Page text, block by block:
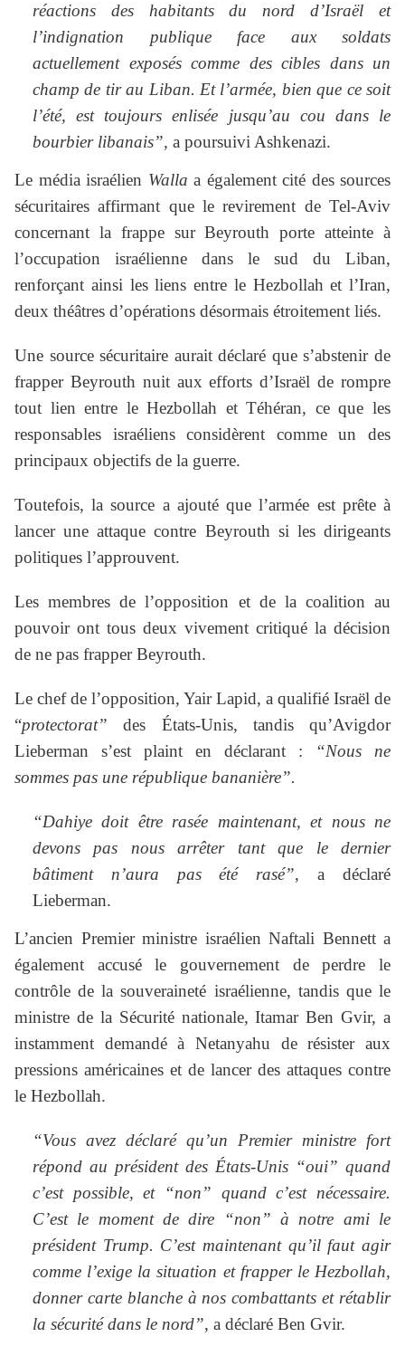
réactions des habitants du nord d’Israël et
l’indignation publique face aux soldats
actuellement exposés comme des cibles dans un
champ de tir au Liban. Et l’armée, bien que ce soit
l’été, est toujours enlisée jusqu’au cou dans le
bourbier libanais”, a poursuivi Ashkenazi.
Le média israélien Walla a également cité des sources
sécuritaires affirmant que le revirement de Tel-Aviv
concernant la frappe sur Beyrouth porte atteinte à
l’occupation israélienne dans le sud du Liban,
renforçant ainsi les liens entre le Hezbollah et l’Iran,
deux théâtres d’opérations désormais étroitement liés.
Une source sécuritaire aurait déclaré que s’abstenir de
frapper Beyrouth nuit aux efforts d’Israël de rompre
tout lien entre le Hezbollah et Téhéran, ce que les
responsables israéliens considèrent comme un des
principaux objectifs de la guerre.
Toutefois, la source a ajouté que l’armée est prête à
lancer une attaque contre Beyrouth si les dirigeants
politiques l’approuvent.
Les membres de l’opposition et de la coalition au
pouvoir ont tous deux vivement critiqué la décision
de ne pas frapper Beyrouth.
Le chef de l’opposition, Yair Lapid, a qualifié Israël de
“protectorat” des États-Unis, tandis qu’Avigdor
Lieberman s’est plaint en déclarant : “Nous ne
sommes pas une république bananière”.
“Dahiye doit être rasée maintenant, et nous ne
devons pas nous arrêter tant que le dernier
bâtiment n’aura pas été rasé”, a déclaré
Lieberman.
L’ancien Premier ministre israélien Naftali Bennett a
également accusé le gouvernement de perdre le
contrôle de la souveraineté israélienne, tandis que le
ministre de la Sécurité nationale, Itamar Ben Gvir, a
instamment demandé à Netanyahu de résister aux
pressions américaines et de lancer des attaques contre
le Hezbollah.
“Vous avez déclaré qu’un Premier ministre fort
répond au président des États-Unis “oui” quand
c’est possible, et “non” quand c’est nécessaire.
C’est le moment de dire “non” à notre ami le
président Trump. C’est maintenant qu’il faut agir
comme l’exige la situation et frapper le Hezbollah,
donner carte blanche à nos combattants et rétablir
la sécurité dans le nord”, a déclaré Ben Gvir.